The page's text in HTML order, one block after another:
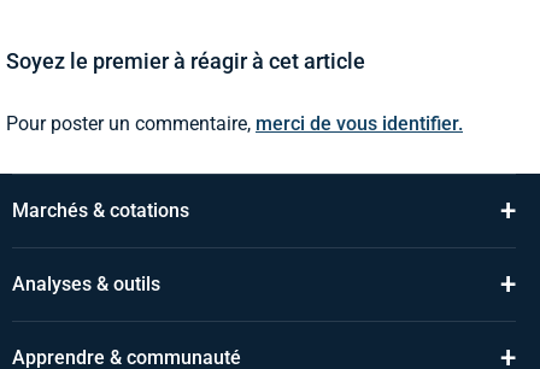
Soyez le premier à réagir à cet article
Pour poster un commentaire, merci de vous identifier.
Marchés & cotations +
Analyses & outils +
Apprendre & communauté +